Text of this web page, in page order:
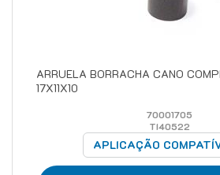
ARRUELA BORRACHA CANO
17X11X10
70001705
TI40522
APLICAÇÃO